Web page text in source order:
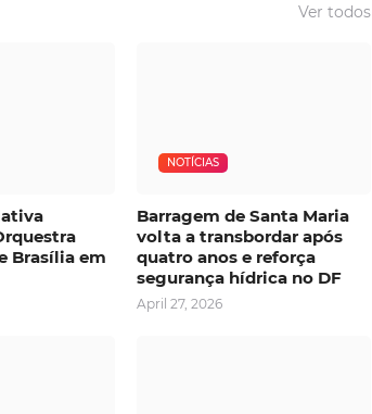
Ver todos
Brasília em
NOTÍCIAS
Barragem de Santa Maria
volta a transbordar após
quatro anos e reforça
segurança hídrica no DF
April 27, 2026